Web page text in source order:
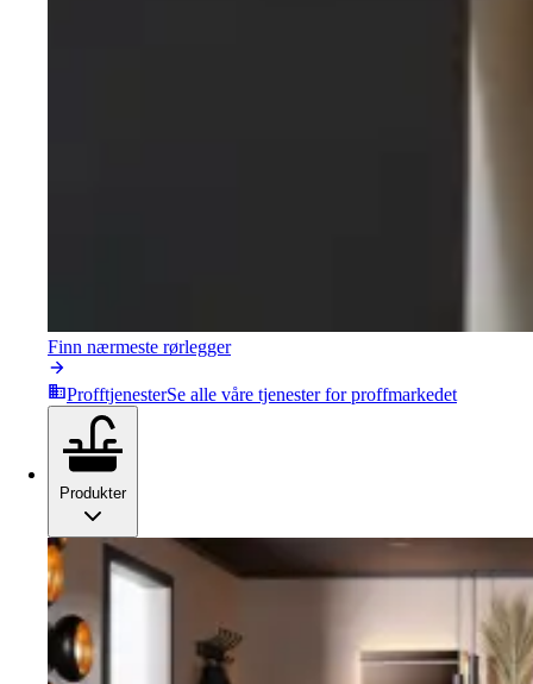
Finn nærmeste rørlegger
ProfftjenesterSe alle våre tjenester for proffmarkedet
Produkter